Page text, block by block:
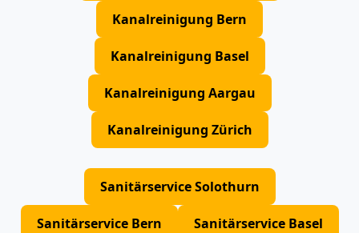
Kanalreinigung Bern
Kanalreinigung Basel
Kanalreinigung Aargau
Kanalreinigung Zürich
Sanitärservice Solothurn
Sanitärservice Bern Sanitärservice Basel